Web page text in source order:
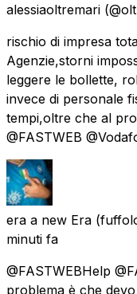
alessiaoltremari
rischio di impresa
Agenzie,storni
leggere le bollette,
invece di personale
tempi,oltre che al
@FASTWEB
era a new Era
minuti fa
@FASTWEBHelp
problema è che